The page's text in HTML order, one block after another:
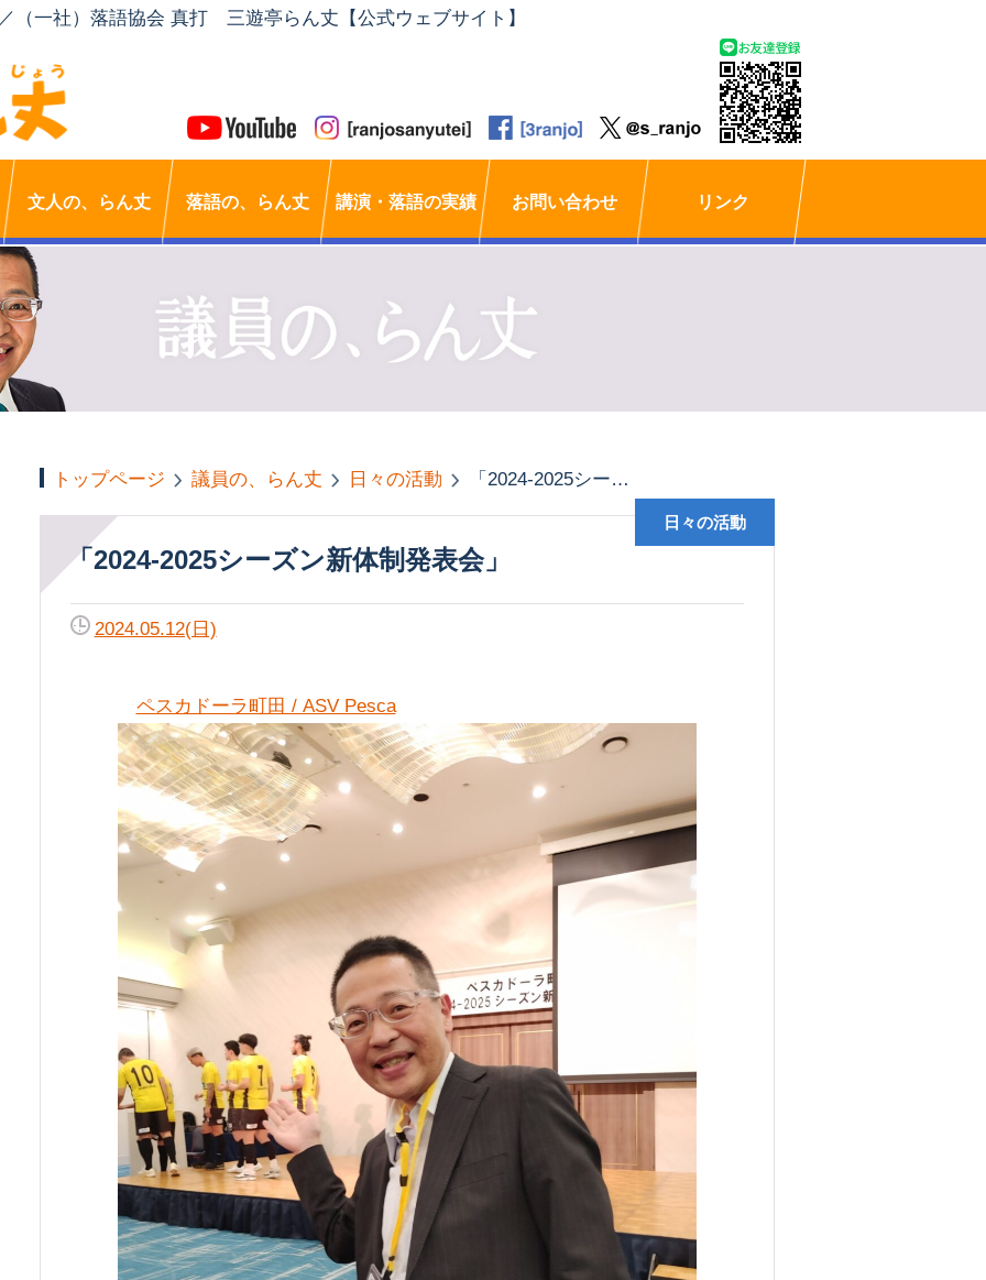
（一社）落語協会 真打 三遊亭らん丈【公式ウェブサイト】
文人の、らん丈 落語の、らん丈 講演・落語の実績 お問い合わせ リンク
トップページ 議員の、らん丈 日々の活動 「2024-2025シーズン新体制発表会」
「2024-2025シーズン新体制発表会」
日々の活動
2024.05.12(日)
ペスカドーラ町田 / ASV Pesca